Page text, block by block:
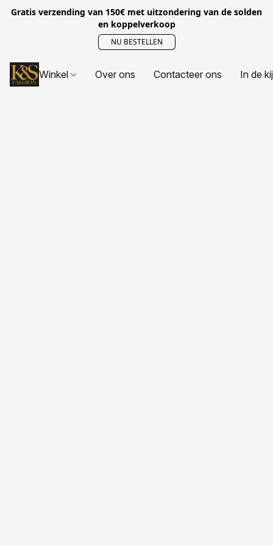
Gratis verzending van 150€ met uitzondering van de solden
en koppelverkoop
NU BESTELLEN
Winkel Over ons Contacteer ons In de